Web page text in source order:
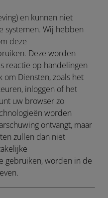
en kunnen niet
systemen. Wij hebben
deze
Deze worden
reactie op handelingen
om Diensten, zoals het
inloggen of het
uw browser zo
worden
ontvangt, maar
zullen dan niet
gebruiken, worden in de